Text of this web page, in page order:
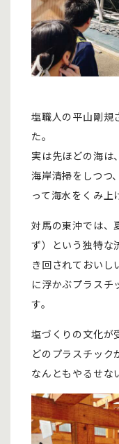
塩職人の平山剛規
た。
実は先ほどの海は
海岸清掃をしつつ
って海水をくみ上
対馬の東沖では、
ず）という独特な
き回されておいし
に浮かぶプラスチ
す。
塩づくりの文化が
どのプラスチック
なんともやるせな